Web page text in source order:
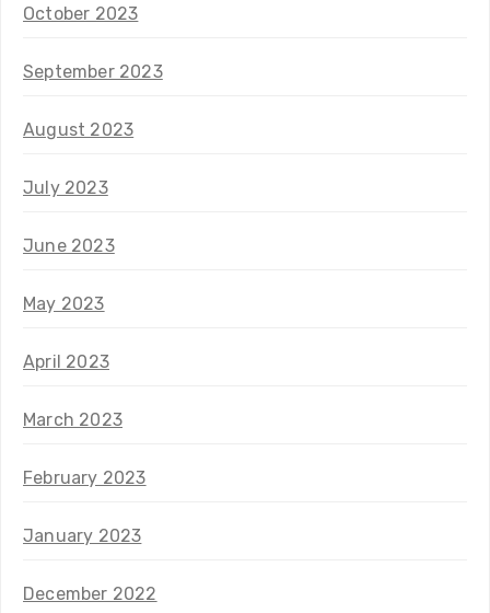
October 2023
September 2023
August 2023
July 2023
June 2023
May 2023
April 2023
March 2023
February 2023
January 2023
December 2022